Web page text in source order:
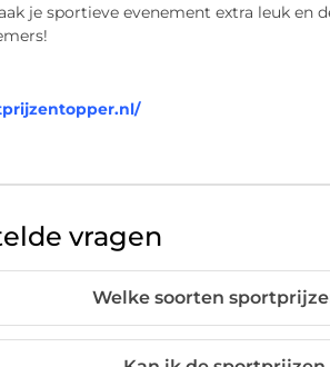
je sportieve evenement extra leuk
vragen
Welke soorten